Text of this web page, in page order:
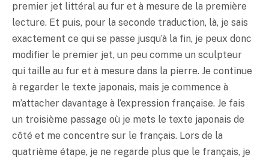
premier jet littéral au fur et à mesure de la première
lecture. Et puis, pour la seconde traduction, là, je sais
exactement ce qui se passe jusqu’à la fin, je peux donc
modifier le premier jet, un peu comme un sculpteur
qui taille au fur et à mesure dans la pierre. Je continue
à regarder le texte japonais, mais je commence à
m’attacher davantage à l’expression française. Je fais
un troisième passage où je mets le texte japonais de
côté et me concentre sur le français. Lors de la
quatrième étape, je ne regarde plus que le français, je